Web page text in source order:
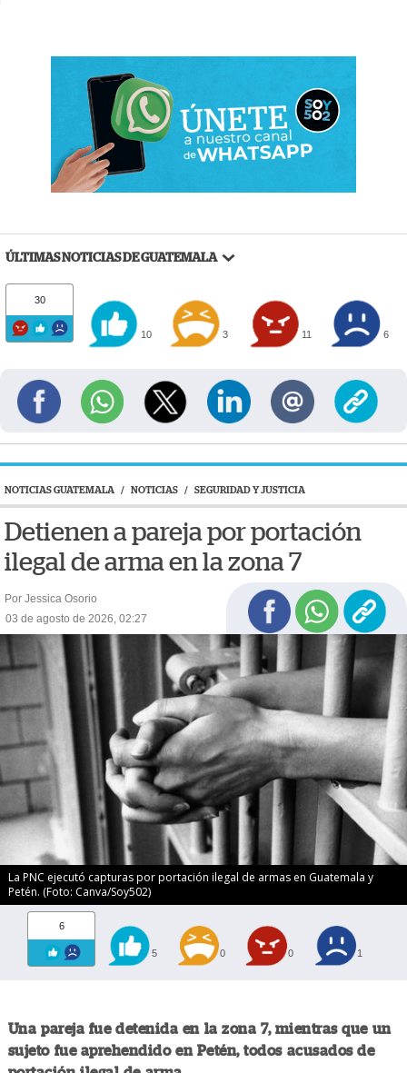
ÚLTIMAS NOTICIAS DE GUATEMALA
30
10 3 11 6
NOTICIAS GUATEMALA / NOTICIAS / SEGURIDAD Y JUSTICIA
Detienen a pareja por portación
ilegal de arma en la zona 7
Por Jessica Osorio
03 de agosto de 2026, 02:27
La PNC ejecutó capturas por portación ilegal de armas en Guatemala y
Petén. (Foto: Canva/Soy502)
6
5 0 0 1
Una pareja fue detenida en la zona 7, mientras que un
sujeto fue aprehendido en Petén, todos acusados de